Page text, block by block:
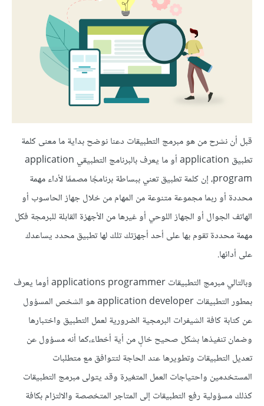
قبل أن نشرح من هو مبرمج التطبيقات دعنا نوضح بداية ما معنى كلمة
تطبيق application أو ما يعرف بالبرنامج التطبيقي application
program، إن كلمة تطبيق تعني ببساطة برنامجًا مصممًا لأداء مهمة
محددة أو ربما مجموعة متنوعة من المهام من خلال جهاز الحاسوب أو
الهاتف الجوال أو الجهاز اللوحي أو غيرها من الأجهزة القابلة للبرمجة فكل
مهمة محددة تقوم بها على أحد أجهزتك تلك لها تطبيق محدد يساعدك
على أدائها.
وبالتالي مبرمج التطبيقات applications programmer أوما يعرف
بمطور التطبيقات application developer هو الشخص المسؤول
عن كتابة كافة الشيفرات البرمجية الضرورية لعمل التطبيق واختبارها
وضمان تنفيذها بشكل صحيح خالٍ من أية أخطاء،كما أنه مسؤول عن
تعديل التطبيقات وتطويرها عند الحاجة لتتوافق مع متطلبات
المستخدمين واحتياجات العمل المتغيرة وقد يتولى مبرمج التطبيقات
كذلك مسؤولية رفع التطبيقات إلى المتاجر المتخصصة والالتزام بكافة